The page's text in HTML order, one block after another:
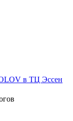
в ТЦ Эссен